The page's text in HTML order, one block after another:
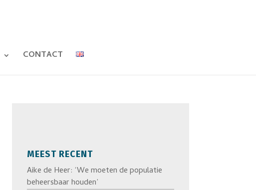
CONTACT
MEEST RECENT
Aike de Heer: ‘We moeten de populatie
beheersbaar houden’